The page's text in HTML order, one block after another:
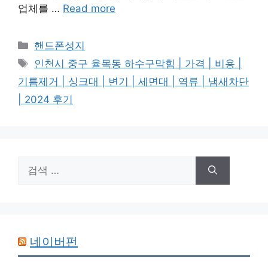
업체를 … Read more
카
테
리
핸드폰성지
태
그
인천시 중구 율목동 하수구막힘 | 가격 | 비용 |
기름제거 | 싱크대 | 변기 | 세면대 | 역류 | 냄새차단
| 2024 후기
색:
네이버펀